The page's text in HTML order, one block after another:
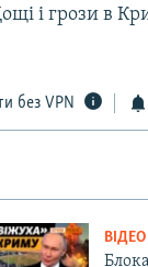
і грози в
без VPN
ВІДЕО